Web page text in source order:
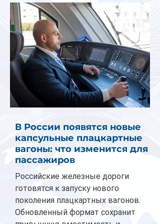
В России появятся новые
капсульные плацкартные
вагоны: что изменится для
пассажиров
Российские железные дороги
готовятся к запуску нового
поколения плацкартных вагонов.
Обновленный формат сохранит